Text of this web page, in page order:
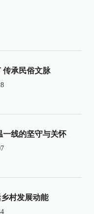
传承民俗文脉
一线的坚守与关怀
村发展动能